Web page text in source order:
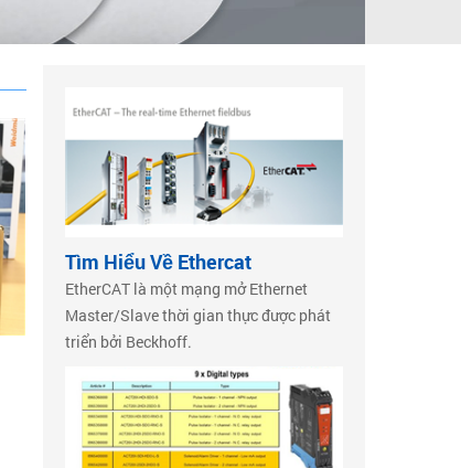
Tìm Hiểu Về Ethercat
EtherCAT là một mạng mở Ethernet
Master/Slave thời gian thực được phát
triển bởi Beckhoff.